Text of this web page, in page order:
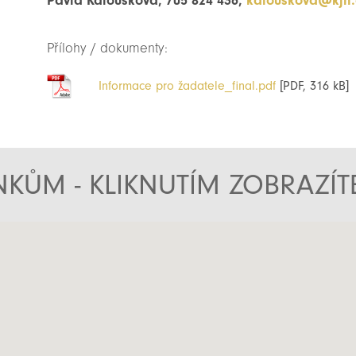
Přílohy / dokumenty:
Informace pro žadatele_final.pdf [PDF, 316 kB]
- KLIKNUTÍM